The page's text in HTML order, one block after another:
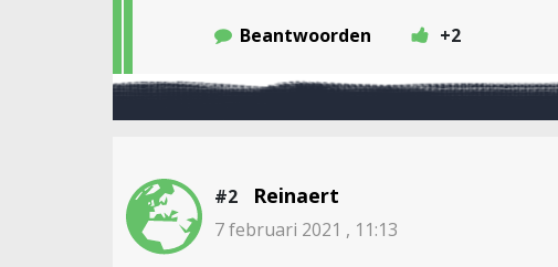
Beantwoorden +2
#2 Reinaert
7 februari 2021 , 11:13